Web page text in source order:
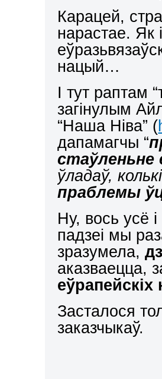
Карацей,
нарастае. Як
нацый…
І тут раптам
загінулым
“Наша Ніва” (
дапамагчы “
стаўленьне
ўладаў,
праблемы
Ну, вось усё
падзеі мы
зразумела,
аказваецца,
еўрапейскіх
Засталося
заказчыкаў.